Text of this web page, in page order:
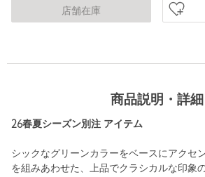
店舗在庫
商品説明・詳細
26春夏シーズン別注 アイテム
シックなグリーンカラーをベースにアクセ
を組みあわせた、上品でクラシカルな印象